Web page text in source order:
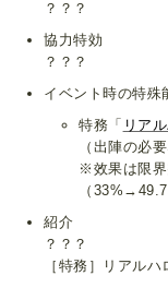
？？？
協力特効
？？？
イベント時の特殊
特務「 リア
（出陣の必
※效果は限界
（
紹介
？？？
［特務］リアル